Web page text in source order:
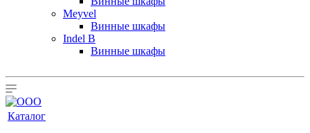
Meyvel
Винные шкафы
Indel B
Винные шкафы
Каталог